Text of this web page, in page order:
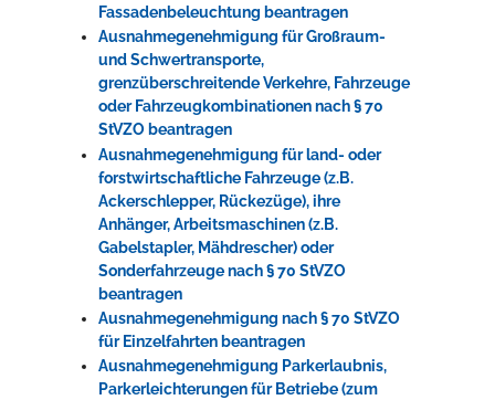
Fassadenbeleuchtung beantragen
Ausnahmegenehmigung für Großraum-
und Schwertransporte,
grenzüberschreitende Verkehre, Fahrzeuge
oder Fahrzeugkombinationen nach § 70
StVZO beantragen
Ausnahmegenehmigung für land- oder
forstwirtschaftliche Fahrzeuge (z.B.
Ackerschlepper, Rückezüge), ihre
Anhänger, Arbeitsmaschinen (z.B.
Gabelstapler, Mähdrescher) oder
Sonderfahrzeuge nach § 70 StVZO
beantragen
Ausnahmegenehmigung nach § 70 StVZO
für Einzelfahrten beantragen
Ausnahmegenehmigung Parkerlaubnis,
Parkerleichterungen für Betriebe (zum